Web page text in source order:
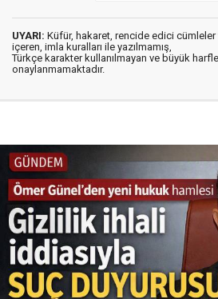
UYARI: Küfür, hakaret, rencide edici cümleler
içeren, imla kuralları ile yazılmamış,
Türkçe karakter kullanılmayan ve büyük
onaylanmamaktadır.